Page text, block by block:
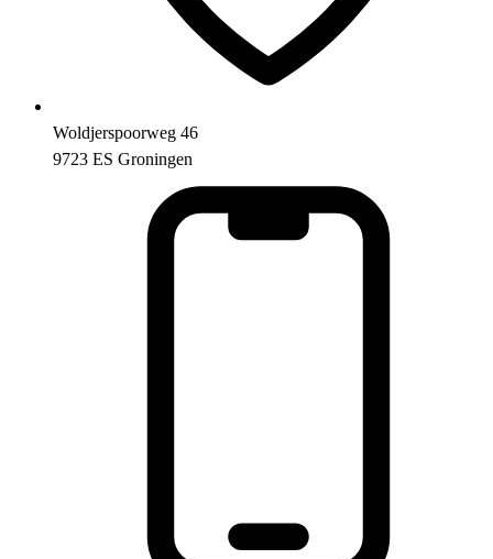
Woldjerspoorweg 46
9723 ES Groningen